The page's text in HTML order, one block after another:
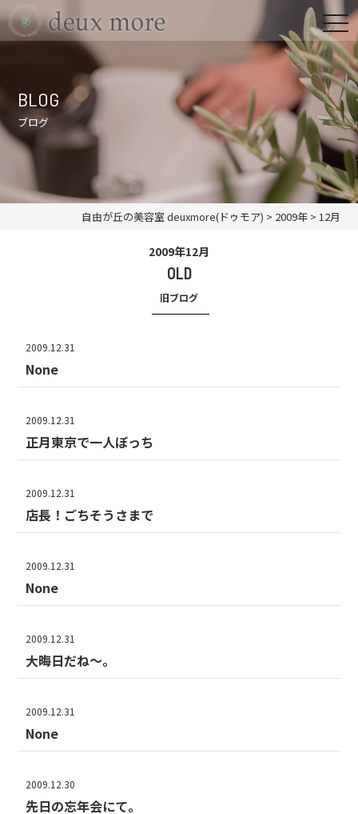
BLOG
ブログ
自由が丘の美容室 deuxmore(ドゥモア) > 2009年> 12月
2009年12月
OLD
旧ブログ
2009.12.31
None
2009.12.31
正月東京で一人ぼっち
2009.12.31
店長！ごちそうさまで
2009.12.31
None
2009.12.31
大晦日だね〜。
2009.12.31
None
2009.12.30
先日の忘年会にて。